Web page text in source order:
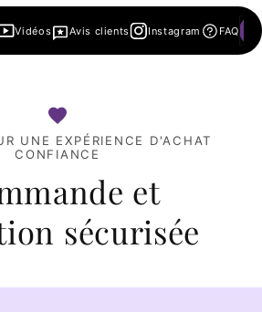
Vidéos Avis clients Instagram FAQ
UNE EXPÉRIENCE D'ACHAT
CONFIANCE
et
sécurisée